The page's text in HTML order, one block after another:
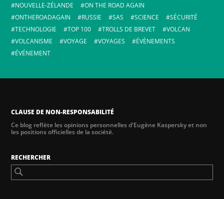
NOUVELLE-ZÉLANDE
ON THE ROAD AGAIN
ONTHEROADAGAIN
RUSSIE SAS SCIENCE
SÉCURITÉ
TECHNOLOGIE
TOP 100 TROLLS DE BREVET
VOLCAN
VOLCANISME
VOYAGE VOYAGES
ÉVÈNEMENTS
ÉVÉNEMENT
CLAUSE DE NON-RESPONSABILITÉ
Ce blog reflète les opinions personnelles d'Eugène Kaspersky et non
les positions officielles de la société.
RECHERCHER